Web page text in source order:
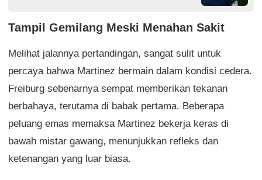
Tampil Gemilang Meski Menahan Sakit
Melihat jalannya pertandingan, sangat sulit untuk
percaya bahwa Martinez bermain dalam kondisi cedera.
Freiburg sebenarnya sempat memberikan tekanan
berbahaya, terutama di babak pertama. Beberapa
peluang emas memaksa Martinez bekerja keras di
bawah mistar gawang, menunjukkan refleks dan
ketenangan yang luar biasa.